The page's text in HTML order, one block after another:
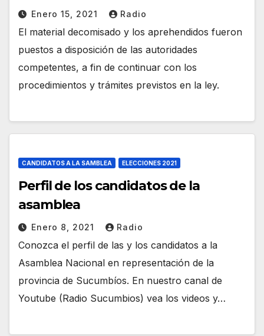
Enero 15, 2021 Radio
El material decomisado y los aprehendidos fueron
puestos a disposición de las autoridades
competentes, a fin de continuar con los
procedimientos y trámites previstos en la ley.
CANDIDATOS A LA SAMBLEA ELECCIONES 2021
Perfil de los candidatos de la
asamblea
Enero 8, 2021 Radio
Conozca el perfil de las y los candidatos a la
Asamblea Nacional en representación de la
provincia de Sucumbíos. En nuestro canal de
Youtube (Radio Sucumbios) vea los videos y…